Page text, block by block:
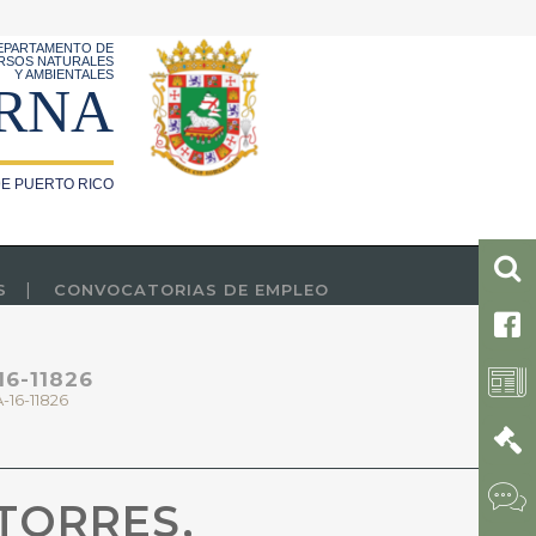
DE
NATURALES
Y AMBIENTALES
PUERTO RICO
CONVOCATORIAS DE EMPLEO
11826
11826